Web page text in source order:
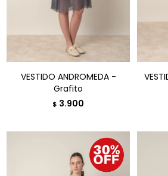
VESTIDO ANDROMEDA -
Grafito
$ 3.900